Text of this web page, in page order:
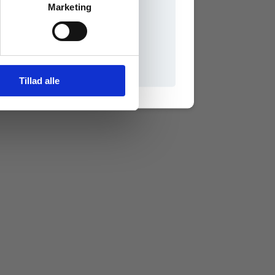
Marketing
Tillad alle